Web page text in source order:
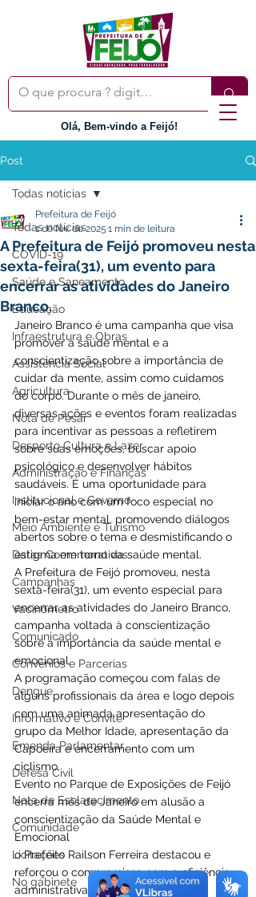
Olá, Bem-vindo a Feijó!
Post
Todas notícias
COVID-19
Saúde e Saneamento
Educação
Infraestrutura e Obras
Assistência Social
Agricultura
Nota de Pesar
Desporto Cultura e Lazer
Administração e Finanças
Institucional e Governo
Meio Ambiente e Turismo
Datas Comemorativas
Campanhas
Vacinômetro
Comunicado
Convênios e Parcerias
Dengue
Informativo e Convite
Emenda Parlamentar
Defesa Civil
Nota de Esclarecimento
Comunidade
Licitações
No gabinete
Todas notícias
A Prefeitura de Feijó promoveu nesta
sexta-feira(31), um evento para
encerrar as atividades do Janeiro
Branco.
Prefeitura de Feijó
1 de fev. de 2025 1 min de leitura
Janeiro Branco é uma campanha que visa
promover a saúde mental e a
conscientização sobre a importância de
cuidar da mente, assim como cuidamos
do corpo. Durante o mês de janeiro,
diversas ações e eventos foram realizadas
para incentivar as pessoas a refletirem
sobre suas emoções, buscar apoio
psicológico e desenvolver hábitos
saudáveis. É uma oportunidade para
iniciar o ano com um foco especial no
bem-estar mental, promovendo diálogos
abertos sobre o tema e desmistificando o
estigma em torno da saúde mental.
A Prefeitura de Feijó promoveu, nesta
sexta-feira(31), um evento especial para
encerrar as atividades do Janeiro Branco,
campanha voltada à conscientização
sobre a importância da saúde mental e
emocional.
A programação começou com falas de
alguns profissionais da área e logo depois
com uma animada apresentação do
grupo da Melhor Idade, apresentação da
Capoeira e encerramento com um
ciclismo.
Evento no Parque de Exposições de Feijó
encerra mês de Janeiro em alusão a
conscientização da Saúde Mental e
Emocional
o Prefeito Railson Ferreira destacou e
reforçou o compromisso com a eficiência
administrativa e o bem-estar da